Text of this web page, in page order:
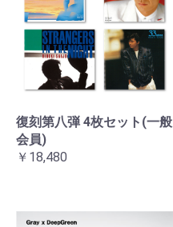
復刻第八弾 4枚セット(一般
会員)
￥18,480